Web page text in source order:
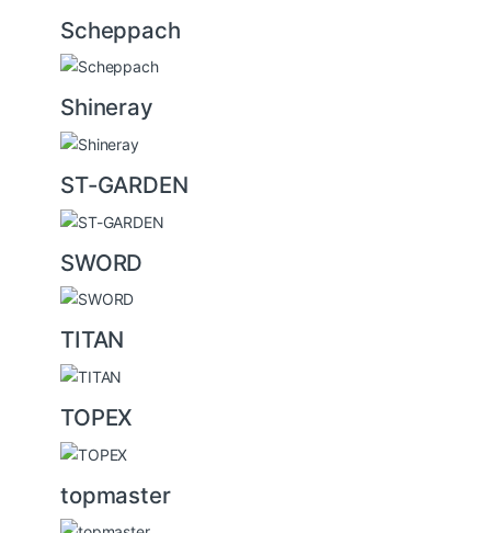
Scheppach
Shineray
ST-GARDEN
SWORD
TITAN
TOPEX
topmaster